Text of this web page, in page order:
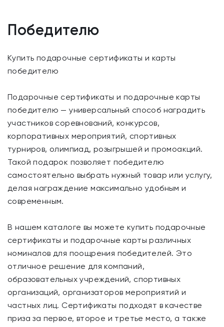
Победителю
Купить подарочные сертификаты и карты
победителю
Подарочные сертификаты и подарочные карты
победителю — универсальный способ наградить
участников соревнований, конкурсов,
корпоративных мероприятий, спортивных
турниров, олимпиад, розыгрышей и промоакций.
Такой подарок позволяет победителю
самостоятельно выбрать нужный товар или услугу,
делая награждение максимально удобным и
современным.
В нашем каталоге вы можете купить подарочные
сертификаты и подарочные карты различных
номиналов для поощрения победителей. Это
отличное решение для компаний,
образовательных учреждений, спортивных
организаций, организаторов мероприятий и
частных лиц. Сертификаты подходят в качестве
приза за первое, второе и третье место, а также